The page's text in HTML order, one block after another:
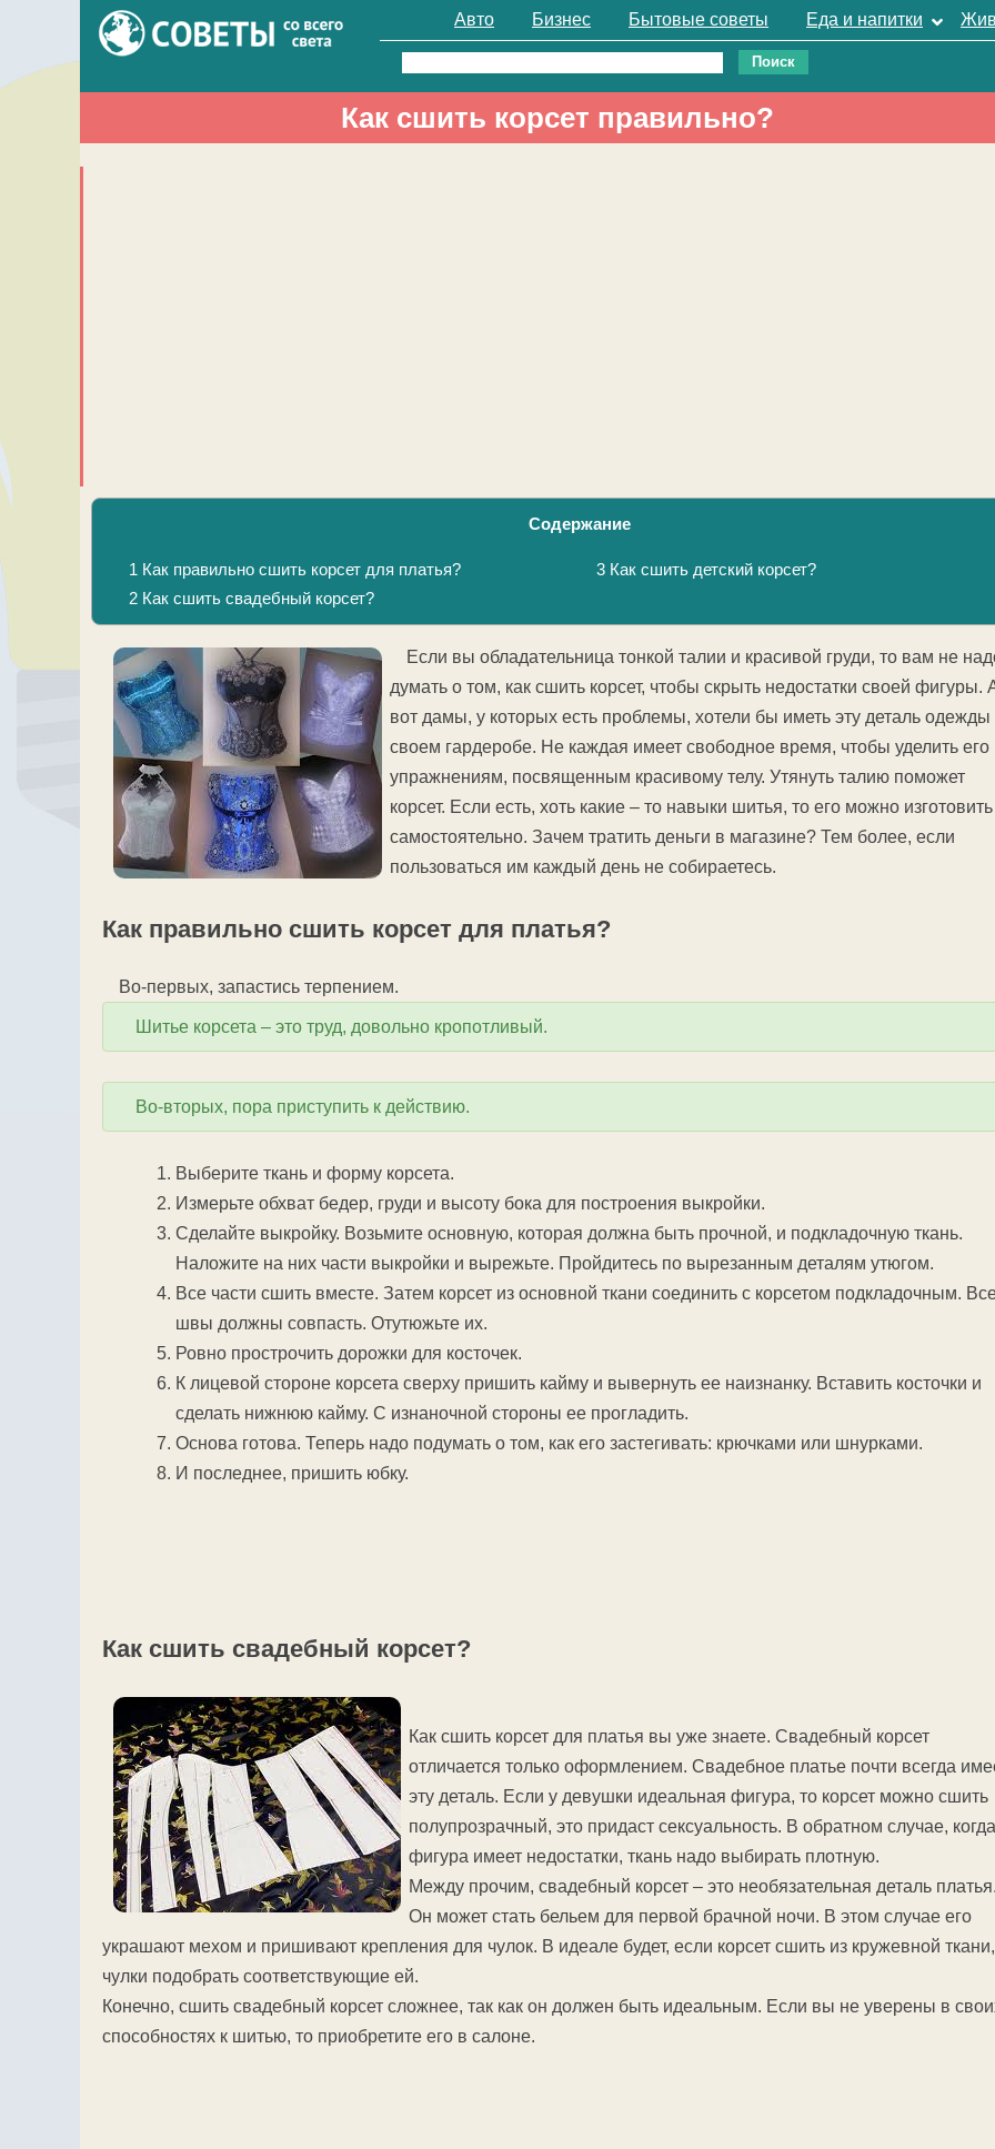
Авто Бизнес Бытовые советы Еда и напитки
Найти:
Как сшить корсет правильно?
Содержание
1 Как правильно сшить корсет для платья?
2Как сшить свадебный корсет?
3Как сшить детский корсет?
Если вы обладательница тонкой талии и красивой груди, то вам не
думать о том, как сшить корсет, чтобы скрыть недостатки своей фигуры.
вот дамы, у которых есть проблемы, хотели бы иметь эту деталь одежды
своем гардеробе. Не каждая имеет свободное время, чтобы уделить его
упражнениям, посвященным красивому телу. Утянуть талию поможет
корсет. Если есть, хоть какие – то навыки шитья, то его можно изготовить
самостоятельно. Зачем тратить деньги в магазине? Тем более, если
пользоваться им каждый день не собираетесь.
Как правильно сшить корсет для платья?
Во-первых, запастись терпением.
Шитье корсета – это труд, довольно кропотливый.
Во-вторых, пора приступить к действию.
Выберите ткань и форму корсета.
Измерьте обхват бедер, груди и высоту бока для построения выкройки.
Сделайте выкройку. Возьмите основную, которая должна быть прочной, и подкладочную ткань.
Наложите на них части выкройки и вырежьте. Пройдитесь по вырезанным деталям утюгом.
Все части сшить вместе. Затем корсет из основной ткани соединить с корсетом подкладочным.
швы должны совпасть. Отутюжьте их.
Ровно прострочить дорожки для косточек.
К лицевой стороне корсета сверху пришить кайму и вывернуть ее наизнанку. Вставить косточки и
сделать нижнюю кайму. С изнаночной стороны ее прогладить.
Основа готова. Теперь надо подумать о том, как его застегивать: крючками или шнурками.
И последнее, пришить юбку.
Как сшить свадебный корсет?
Как сшить корсет для платья вы уже знаете. Свадебный корсет
отличается только оформлением. Свадебное платье почти всегда
эту деталь. Если у девушки идеальная фигура, то корсет можно сшить
полупрозрачный, это придаст сексуальность. В обратном случае, когда
фигура имеет недостатки, ткань надо выбирать плотную.
Между прочим, свадебный корсет – это необязательная деталь
Он может стать бельем для первой брачной ночи. В этом случае его
украшают мехом и пришивают крепления для чулок. В идеале будет, если корсет сшить из кружевной
чулки подобрать соответствующие ей.
Конечно, сшить свадебный корсет сложнее, так как он должен быть идеальным. Если вы не уверены в
способностях к шитью, то приобретите его в салоне.